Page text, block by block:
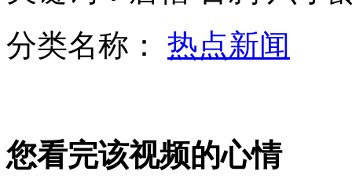
分类名称： 热点新闻
您看完该视频的心情